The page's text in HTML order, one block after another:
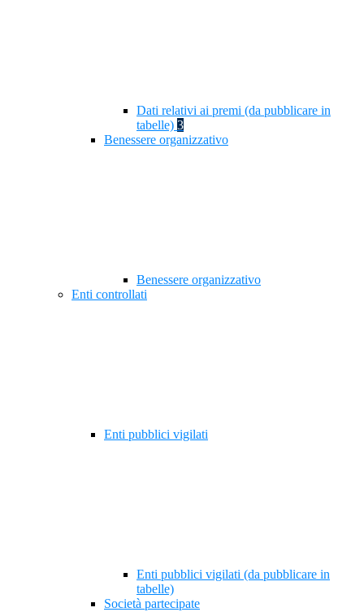
Dati relativi ai premi (da pubblicare in
tabelle) 3
Benessere organizzativo
Benessere organizzativo
Enti controllati
Enti pubblici vigilati
Enti pubblici vigilati (da pubblicare in
tabelle)
Società partecipate